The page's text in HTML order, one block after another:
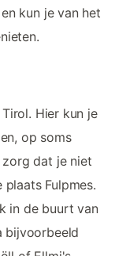
kun je van het
Hier kun je
op soms
dat je niet
Fulpmes.
in de buurt van
bijvoorbeeld